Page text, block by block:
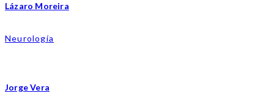
Lázaro Moreira
Neurología
Jorge Vera